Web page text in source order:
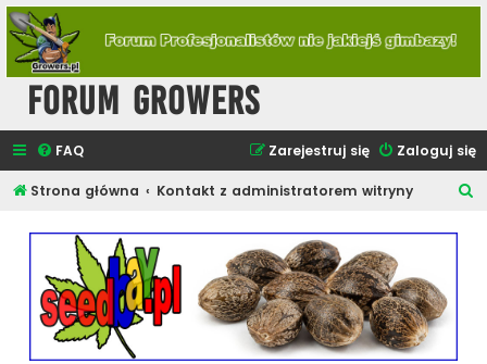
Forum Growers
FAQ Zaloguj się
Zarejestruj się
Strona główna Kontakt z administratorem witryny